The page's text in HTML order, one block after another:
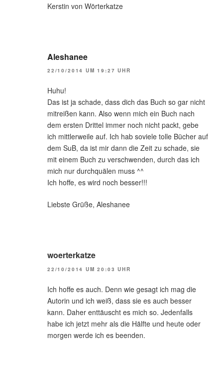
Kerstin von Wörterkatze
Aleshanee
22/10/2014 UM 19:27 UHR
Huhu!
Das ist ja schade, dass dich das Buch so gar nicht
mitreißen kann. Also wenn mich ein Buch nach
dem ersten Drittel immer noch nicht packt, gebe
ich mittlerweile auf. Ich hab soviele tolle Bücher auf
dem SuB, da ist mir dann die Zeit zu schade, sie
mit einem Buch zu verschwenden, durch das ich
mich nur durchquälen muss ^^
Ich hoffe, es wird noch besser!!!
Liebste Grüße, Aleshanee
woerterkatze
22/10/2014 UM 20:03 UHR
Ich hoffe es auch. Denn wie gesagt ich mag die
Autorin und ich weiß, dass sie es auch besser
kann. Daher enttäuscht es mich so. Jedenfalls
habe ich jetzt mehr als die Hälfte und heute oder
morgen werde ich es beenden.